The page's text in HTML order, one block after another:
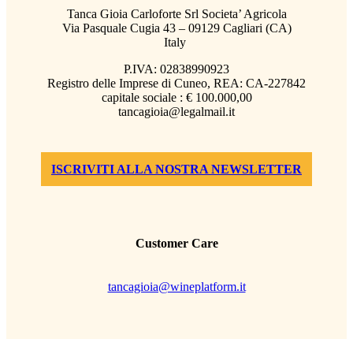
Tanca Gioia Carloforte Srl Societa’ Agricola
Via Pasquale Cugia 43 – 09129 Cagliari (CA)
Italy
P.IVA: 02838990923
Registro delle Imprese di Cuneo, REA: CA-227842
capitale sociale : € 100.000,00
tancagioia@legalmail.it
ISCRIVITI ALLA NOSTRA NEWSLETTER
Customer Care
tancagioia@wineplatform.it